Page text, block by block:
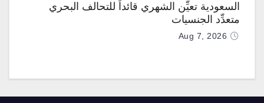
السعودية تعيِّن الشهري قائداً للتحالف البحري
متعدِّد الجنسيات
Aug 7, 2026